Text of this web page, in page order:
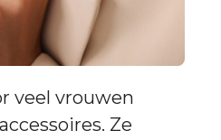
veel vrouwen
Ze